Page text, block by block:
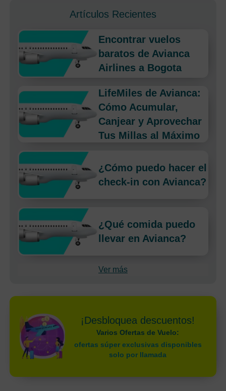
Artículos Recientes
Encontrar vuelos
baratos de Avianca
Airlines a Bogota
LifeMiles de Avianca:
Cómo Acumular,
Canjear y Aprovechar
Tus Millas al Máximo
¿Cómo puedo hacer el
check-in con Avianca?
¿Qué comida puedo
llevar en Avianca?
Ver más
¡Desbloquea descuentos!
Varios Ofertas de Vuelo:
ofertas súper exclusivas disponibles
solo por llamada